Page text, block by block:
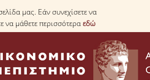
μας. Εάν συνεχίσετε να
να μάθετε περισσότεραεδώ